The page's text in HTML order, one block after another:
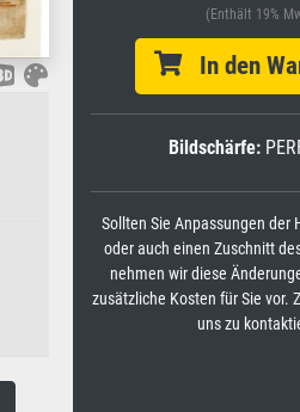
(Enthält 19%
In den
Bildschärfe:
Sollten Sie Anpassungen der
oder auch einen Zuschnitt
nehmen wir diese
zusätzliche Kosten für Sie vor.
uns zu